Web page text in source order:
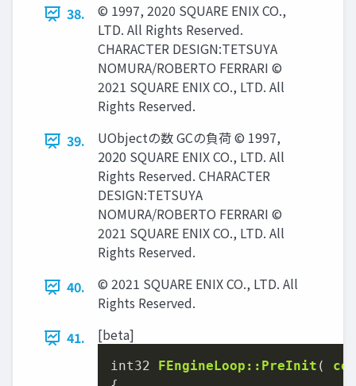
38.
© 1997, 2020 SQUARE ENIX CO.,
LTD. All Rights Reserved.
CHARACTER DESIGN:TETSUYA
NOMURA/ROBERTO FERRARI ©
2021 SQUARE ENIX CO., LTD. All
Rights Reserved.
39.
UObjectの数 GCの負荷 © 1997,
2020 SQUARE ENIX CO., LTD. All
Rights Reserved. CHARACTER
DESIGN:TETSUYA
NOMURA/ROBERTO FERRARI ©
2021 SQUARE ENIX CO., LTD. All
Rights Reserved.
40.
© 2021 SQUARE ENIX CO., LTD. All
Rights Reserved.
41.
[beta]
int32 FEngineLoop::PreInit (